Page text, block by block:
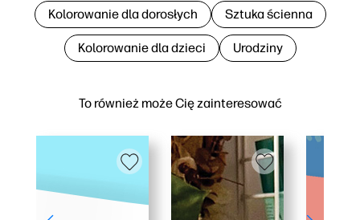
To również może Cię zainteresować
Kolorowanie dla dorosłych Sztuka ścienna
Kolorowanie dla dzieci Urodziny